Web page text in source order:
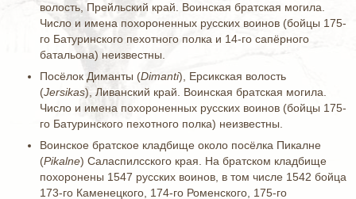
волость, Прейльский край. Воинская братская могила.
Число и имена похороненных русских воинов (бойцы 175-
го Батуринского пехотного полка и 14-го сапёрного
батальона) неизвестны.
Посёлок Диманты (Dimanti), Ерсикская волость
(Jersikas), Ливанский край. Воинская братская могила.
Число и имена похороненных русских воинов (бойцы 175-
го Батуринского пехотного полка) неизвестны.
Воинское братское кладбище около посёлка Пикалне
(Pikalne) Саласпилсского края. На братском кладбище
похоронены 1547 русских воинов, в том числе 1542 бойца
173-го Каменецкого, 174-го Роменского, 175-го